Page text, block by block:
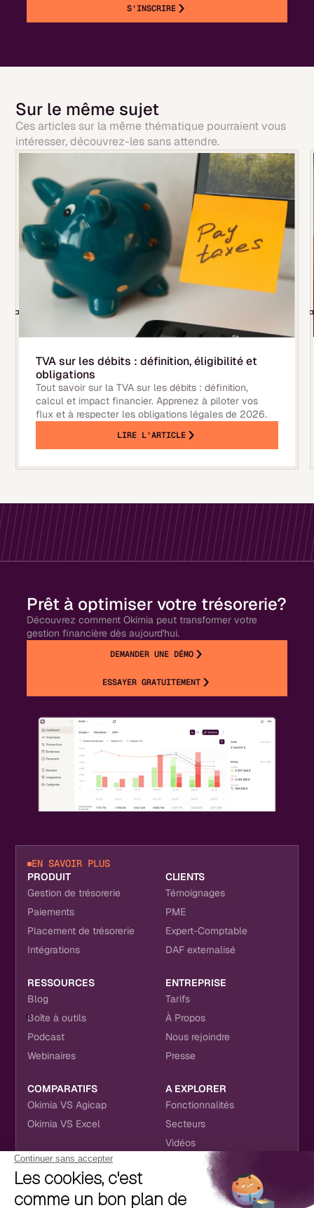
S'INSCRIRE
Sur le même sujet
Ces articles sur la même thématique pourraient vous
intéresser, découvrez-les sans attendre.
TVA sur les débits : définition, éligibilité et
obligations
Tout savoir sur la TVA sur les débits : définition,
calcul et impact financier. Apprenez à piloter vos
flux et à respecter les obligations légales de 2026.
LIRE L'ARTICLE
Prêt à optimiser votre trésorerie?
Découvrez comment Okimia peut transformer votre
gestion financière dès aujourd'hui.
DEMANDER UNE DÉMO
ESSAYER GRATUITEMENT
EN SAVOIR PLUS
PRODUIT
Gestion de trésorerie
Paiements
Placement de trésorerie
Intégrations
CLIENTS
Témoignages
PME
Expert-Comptable
DAF externalisé
RESSOURCES
Blog
Boîte à outils
Podcast
Webinaires
ENTREPRISE
Tarifs
À Propos
Nous rejoindre
Presse
COMPARATIFS
Okimia VS Agicap
Okimia VS Excel
A EXPLORER
Fonctionnalités
Secteurs
Vidéos
NOUS RETROUVER
CONTACT
RÉSEAUX SOCIAUX